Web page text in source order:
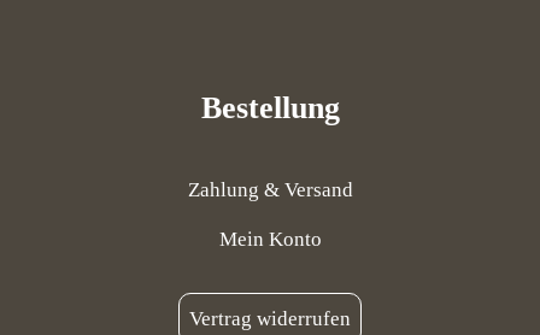
Bestellung
Zahlung & Versand
Mein Konto
Vertrag widerrufen